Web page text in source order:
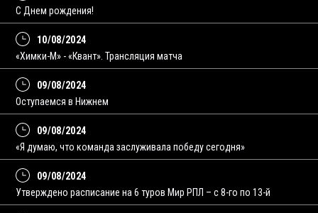
С Днем рождения!
10/08/2024
«Химки-М» - «Квант». Трансляция матча
09/08/2024
Оступаемся в Нижнем
09/08/2024
«Я думаю, что команда заслуживала победу сегодня»
09/08/2024
Утверждено расписание на 6 туров Мир РПЛ – с 8-го по 13-й